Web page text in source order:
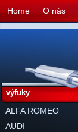
Home O nás
výfuky
ALFA ROMEO
AUDI